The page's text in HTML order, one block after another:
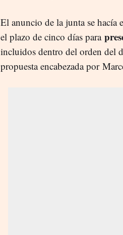
El anuncio de la junta se hacía
el plazo de cinco días para
incluidos dentro del orden del
propuesta encabezada por